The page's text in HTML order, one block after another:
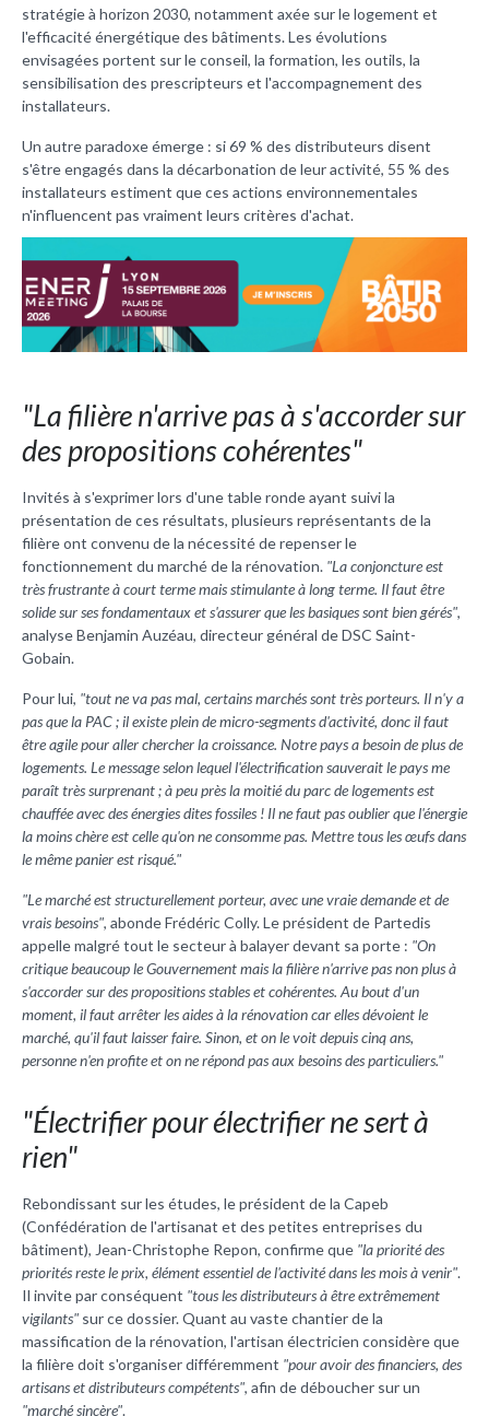
stratégie à horizon 2030, notamment axée sur le logement et
l'efficacité énergétique des bâtiments. Les évolutions
envisagées portent sur le conseil, la formation, les outils, la
sensibilisation des prescripteurs et l'accompagnement des
installateurs.
Un autre paradoxe émerge : si 69 % des distributeurs disent
s'être engagés dans la décarbonation de leur activité, 55 % des
installateurs estiment que ces actions environnementales
n'influencent pas vraiment leurs critères d'achat.
"La filière n'arrive pas à s'accorder sur
des propositions cohérentes"
Invités à s'exprimer lors d'une table ronde ayant suivi la
présentation de ces résultats, plusieurs représentants de la
filière ont convenu de la nécessité de repenser le
fonctionnement du marché de la rénovation. "La conjoncture est
très frustrante à court terme mais stimulante à long terme. Il faut être
solide sur ses fondamentaux et s'assurer que les basiques sont bien gérés",
analyse Benjamin Auzéau, directeur général de DSC Saint-
Gobain.
Pour lui, "tout ne va pas mal, certains marchés sont très porteurs. Il n'y a
pas que la PAC ; il existe plein de micro-segments d'activité, donc il faut
être agile pour aller chercher la croissance. Notre pays a besoin de plus de
logements. Le message selon lequel l'électrification sauverait le pays me
paraît très surprenant ; à peu près la moitié du parc de logements est
chauffée avec des énergies dites fossiles ! Il ne faut pas oublier que l'énergie
la moins chère est celle qu'on ne consomme pas. Mettre tous les œufs dans
le même panier est risqué."
"Le marché est structurellement porteur, avec une vraie demande et de
vrais besoins", abonde Frédéric Colly. Le président de Partedis
appelle malgré tout le secteur à balayer devant sa porte : "On
critique beaucoup le Gouvernement mais la filière n'arrive pas non plus à
s'accorder sur des propositions stables et cohérentes. Au bout d'un
moment, il faut arrêter les aides à la rénovation car elles dévoient le
marché, qu'il faut laisser faire. Sinon, et on le voit depuis cinq ans,
personne n'en profite et on ne répond pas aux besoins des particuliers."
"Électrifier pour électrifier ne sert à
rien"
Rebondissant sur les études, le président de la Capeb
(Confédération de l'artisanat et des petites entreprises du
bâtiment), Jean-Christophe Repon, confirme que "la priorité des
priorités reste le prix, élément essentiel de l'activité dans les mois à venir".
Il invite par conséquent "tous les distributeurs à être extrêmement
vigilants" sur ce dossier. Quant au vaste chantier de la
massification de la rénovation, l'artisan électricien considère que
la filière doit s'organiser différemment "pour avoir des financiers, des
artisans et distributeurs compétents", afin de déboucher sur un
"marché sincère".